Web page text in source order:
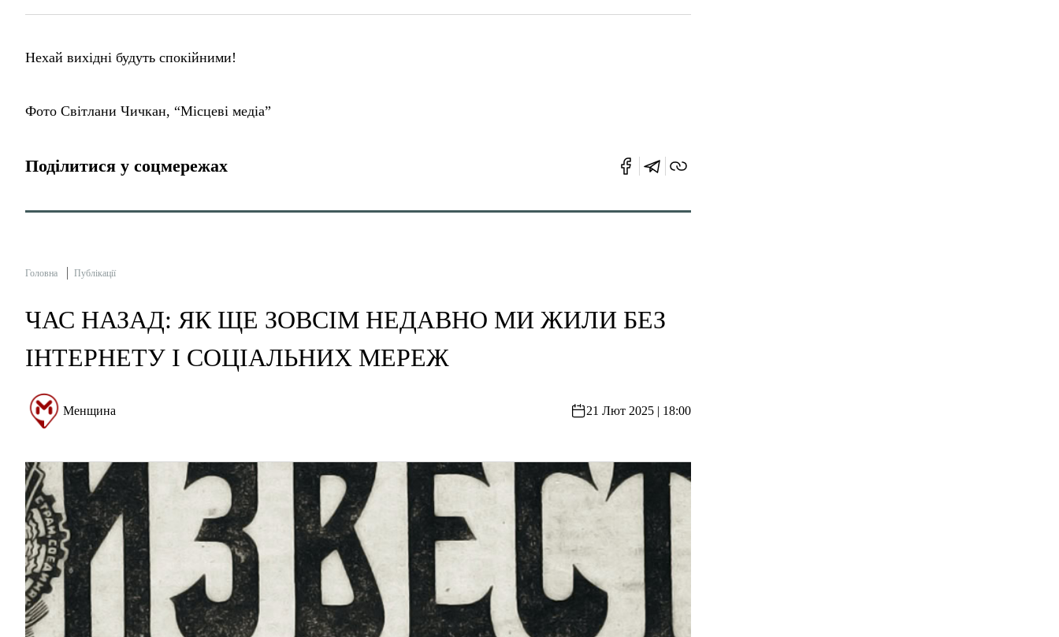
Нехай вихідні будуть спокійними!
Фото Світлани Чичкан, “Місцеві медіа”
Поділитися у соцмережах
Головна Публікації
ЧАС НАЗАД: ЯК ЩЕ ЗОВСІМ НЕДАВНО МИ ЖИЛИ БЕЗ
ІНТЕРНЕТУ І СОЦІАЛЬНИХ МЕРЕЖ
Менщина 21 Лют 2025 | 18:00